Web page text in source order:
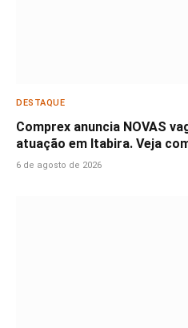
DESTAQUE
Comprex anuncia NOVAS
atuação em Itabira. Veja
6 de agosto de 2026